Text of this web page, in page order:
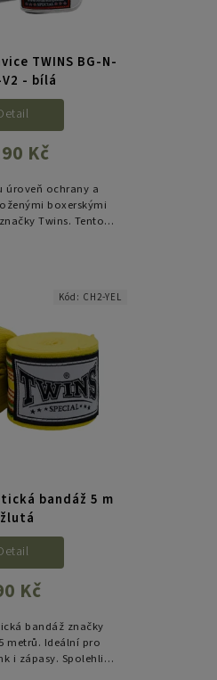
TWINS BG-N-
V2 - bílá
Kč
úroveň ochrany a
boxerskými
Twins. Tento
tradiční
bandáž 5 m
Kč
bandáž značky
metrů. Ideální pro
i zápasy. Spolehlivá
Kód: CH2-YEL